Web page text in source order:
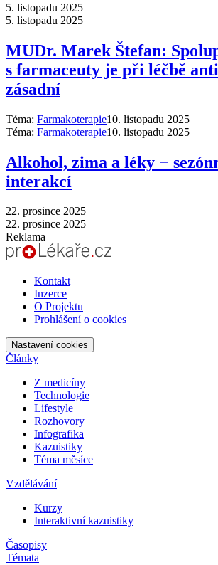
5. listopadu 2025
5. listopadu 2025
MUDr. Marek Štefan:
s farmaceuty je při léčbě
zásadní
Téma: Farmakoterapie10. listopadu 2025
Téma: Farmakoterapie10. listopadu 2025
Alkohol, zima a léky −⁠
interakcí
22. prosince 2025
22. prosince 2025
Reklama
Kontakt
Inzerce
O Projektu
Prohlášení o cookies
Nastavení cookies
Články
Z medicíny
Technologie
Lifestyle
Rozhovory
Infografika
Kazuistiky
Téma měsíce
Vzdělávání
Kurzy
Interaktivní kazuistiky
Časopisy
Témata